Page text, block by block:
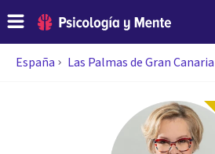
España Las Palmas de Gran Canaria